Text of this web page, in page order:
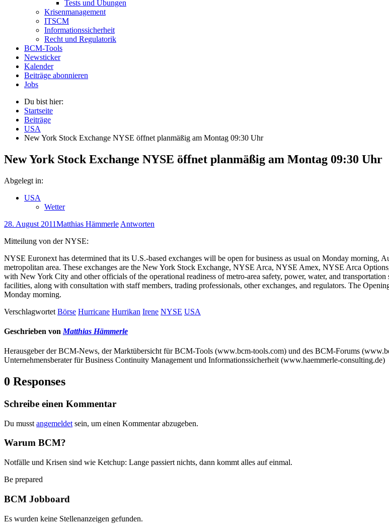
Tests und Übungen
Krisenmanagement
ITSCM
Informationssicherheit
Recht und Regulatorik
BCM-Tools
Newsticker
Kalender
Beiträge abonnieren
Jobs
Du bist hier:
Startseite
Beiträge
USA
New York Stock Exchange NYSE öffnet planmäßig am Montag 09:30 Uhr
New York Stock Exchange NYSE öffnet planmäßig am Montag 09:30 Uhr
Abgelegt in:
USA
Wetter
28. August 2011Matthias Hämmerle Antworten
Mitteilung von der NYSE:
NYSE Euronext has determined that its U.S.-based exchanges will be open for business as usual on Monday
metropolitan area. These exchanges are the New York Stock Exchange, NYSE Arca, NYSE Amex, NYSE Arca
with New York City and other officials of the operational readiness of metro-area safety, power, water, and
facilities, along with consultation with staff members, trading professionals, other exchanges, and regulators. The
Monday morning.
Verschlagwortet Börse Hurricane Hurrikan Irene NYSE USA
Geschrieben von Matthias Hämmerle
Herausgeber der BCM-News, der Marktübersicht für BCM-Tools (www.bcm-tools.com) und des BCM-Forums
Unternehmensberater für Business Continuity Management und Informationssicherheit (www.haemmerle-consulting.de)
0 Responses
Schreibe einen Kommentar
Du musst angemeldet sein, um einen Kommentar abzugeben.
Warum BCM?
Notfälle und Krisen sind wie Ketchup: Lange passiert nichts, dann kommt alles auf einmal.
Be prepared
BCM Jobboard
Es wurden keine Stellenanzeigen gefunden.